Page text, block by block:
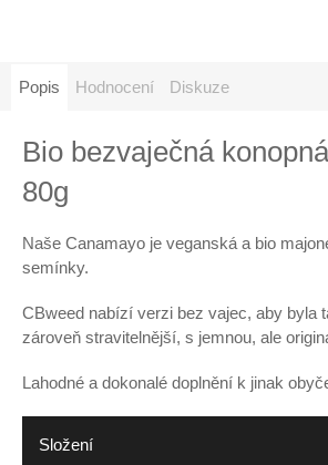
Popis Hodnocení Diskuze
Bio bezvaječná
80g
Naše Canamayo je veganská a bio
semínky.
CBweed nabízí verzi bez vajec, aby byla
zároveň stravitelnější, s jemnou, ale
Lahodné a dokonalé doplnění k jinak
Složení